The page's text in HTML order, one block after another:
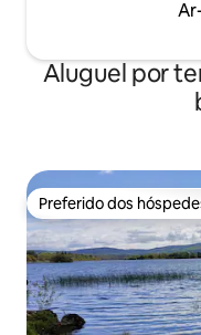
Aluguel por
Preferido dos
Preferido dos